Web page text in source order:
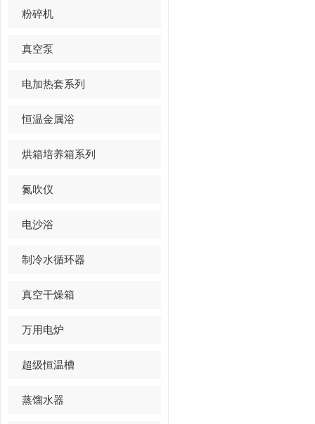
粉碎机
真空泵
电加热套系列
恒温金属浴
烘箱培养箱系列
氮吹仪
电沙浴
制冷水循环器
真空干燥箱
万用电炉
超级恒温槽
蒸馏水器